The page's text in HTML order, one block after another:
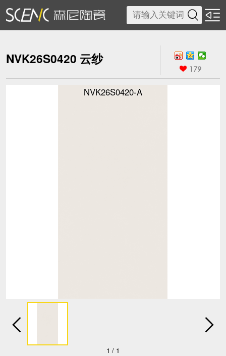

NVK26S0420 云纱
 179
NVK26S0420-A
 
1 / 1